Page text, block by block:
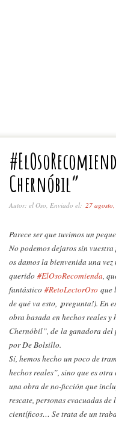
Chernóbil”
Autor: el Oso, Enviado el: 27
Parece ser que tuvimos un
No podemos dejaros sin
os damos la bienvenida una vez
querido #ElOsoRecomienda ,
fantástico #RetoLectorOso que
de qué va esto, ¡pregunta!). En
obra basada en hechos reales y
Chernóbil”, de la ganadora
por De Bolsillo.
Sí, hemos hecho un poco de
hechos reales”, sino que es
una obra de no-ficción que
rescate, personas evacuadas
científicos… Se trata de un